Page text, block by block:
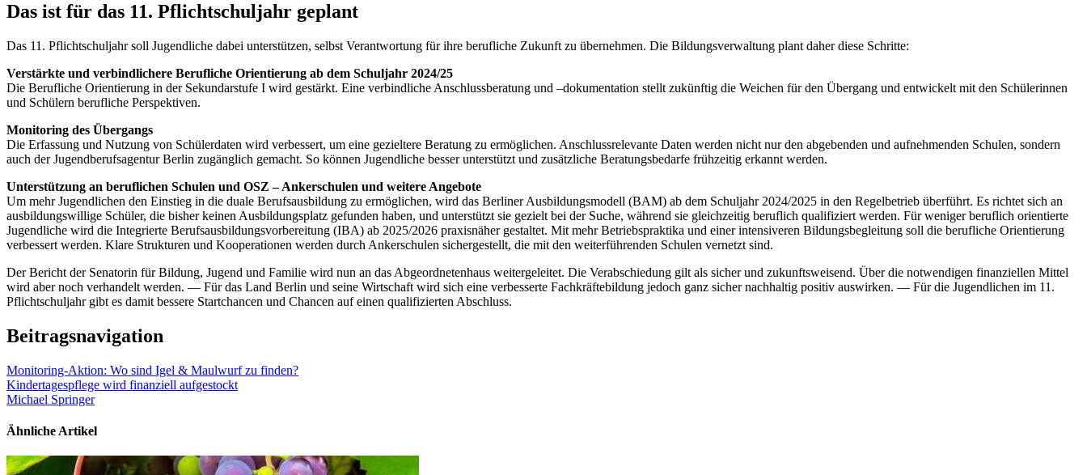
Das ist für das 11. Pflichtschuljahr geplant
Das 11. Pflichtschuljahr soll Jugendliche dabei unterstützen, selbst Verantwortung für ihre berufliche Zukunft zu übernehmen. Die Bildungsverwaltung plant daher diese Schritte:
Verstärkte und verbindlichere Berufliche Orientierung ab dem Schuljahr 2024/25
Die Berufliche Orientierung in der Sekundarstufe I wird gestärkt. Eine verbindliche Anschlussberatung und –dokumentation stellt zukünftig die Weichen für den Übergang und entwickelt mit den Schülerinnen
und Schülern berufliche Perspektiven.
Monitoring des Übergangs
Die Erfassung und Nutzung von Schülerdaten wird verbessert, um eine gezieltere Beratung zu ermöglichen. Anschlussrelevante Daten werden nicht nur den abgebenden und aufnehmenden Schulen, sondern
auch der Jugendberufsagentur Berlin zugänglich gemacht. So können Jugendliche besser unterstützt und zusätzliche Beratungsbedarfe frühzeitig erkannt werden.
Unterstützung an beruflichen Schulen und OSZ – Ankerschulen und weitere Angebote
Um mehr Jugendlichen den Einstieg in die duale Berufsausbildung zu ermöglichen, wird das Berliner Ausbildungsmodell (BAM) ab dem Schuljahr 2024/2025 in den Regelbetrieb überführt. Es richtet sich an
ausbildungswillige Schüler, die bisher keinen Ausbildungsplatz gefunden haben, und unterstützt sie gezielt bei der Suche, während sie gleichzeitig beruflich qualifiziert werden. Für weniger beruflich orientierte
Jugendliche wird die Integrierte Berufsausbildungsvorbereitung (IBA) ab 2025/2026 praxisnäher gestaltet. Mit mehr Betriebspraktika und einer intensiveren Bildungsbegleitung soll die berufliche Orientierung
verbessert werden. Klare Strukturen und Kooperationen werden durch Ankerschulen sichergestellt, die mit den weiterführenden Schulen vernetzt sind.
Der Bericht der Senatorin für Bildung, Jugend und Familie wird nun an das Abgeordnetenhaus weitergeleitet. Die Verabschiedung gilt als sicher und zukunftsweisend. Über die notwendigen finanziellen Mittel
wird aber noch verhandelt werden. — Für das Land Berlin und seine Wirtschaft wird sich eine verbesserte Fachkräftebildung jedoch ganz sicher nachhaltig positiv auswirken. — Für die Jugendlichen im 11.
Pflichtschuljahr gibt es damit bessere Startchancen und Chancen auf einen qualifizierten Abschluss.
Beitragsnavigation
Monitoring-Aktion: Wo sind Igel & Maulwurf zu finden?
Kindertagespflege wird finanziell aufgestockt
Michael Springer
Ähnliche Artikel